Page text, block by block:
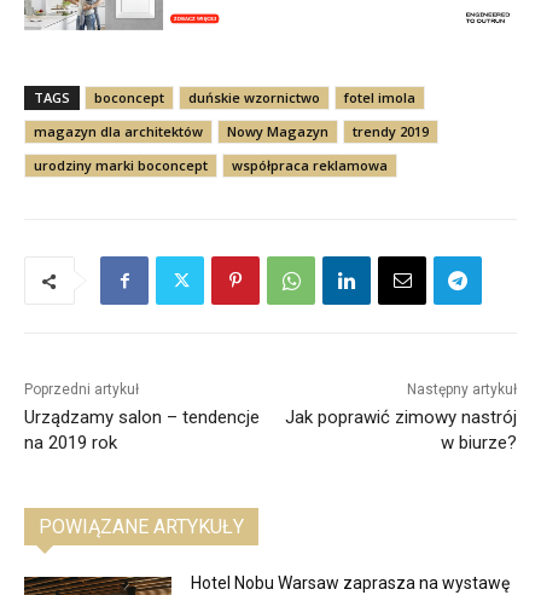
TAGS boconcept duńskie wzornictwo
fotel imola
magazyn dla architektów
Nowy Magazyn
trendy 2019
urodziny marki boconcept
współpraca reklamowa
Poprzedni artykuł
Urządzamy salon – tendencje
na 2019 rok
Następny artykuł
Jak poprawić zimowy nastrój
w biurze?
POWIĄZANE ARTYKUŁY
Hotel Nobu Warsaw zaprasza na wystawę